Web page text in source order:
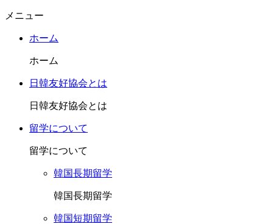
メニュー
ホーム
ホーム
日韓友好協会とは
日韓友好協会とは
留学について
留学について
韓国長期留学
韓国長期留学
韓国短期留学